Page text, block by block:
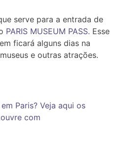
serve para a entrada de
PARIS MUSEUM PASS. Esse
ficará alguns dias na
e outras atrações.
Paris? Veja aqui os
com